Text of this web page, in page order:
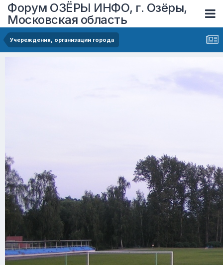
Форум ОЗЁРЫ ИНФО, г. Озёры,
Московская область
Учереждения, организации города